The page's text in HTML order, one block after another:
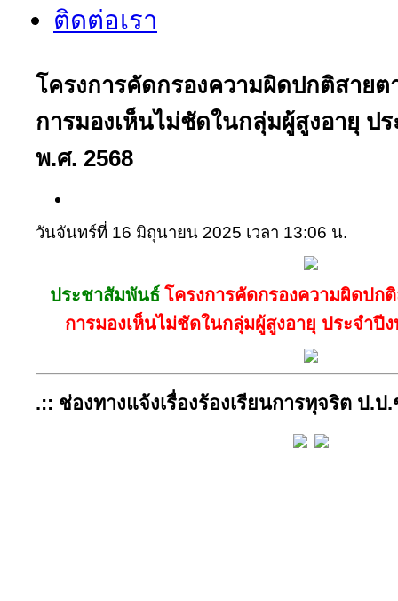
ติดต่อเรา
โครงการคัดกรองความผิดปกติสาย
การมองเห็นไม่ชัดในกลุ่มผู้สูงอายุ ป
พ.ศ. 2568
วันจันทร์ที่ 16 มิถุนายน 2025 เวลา 13:06 น.
ประชาสัมพันธ์ โครงการคัดกรองความผิดปก
การมองเห็นไม่ชัดในกลุ่มผู้สูงอายุ ประจำปี
.:: ช่องทางแจ้งเรื่องร้องเรียนการทุจริต ป.